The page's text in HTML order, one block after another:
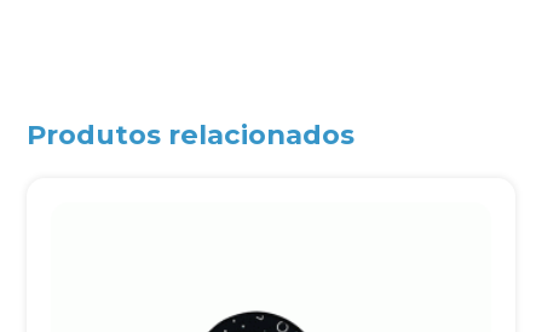
Produtos relacionados